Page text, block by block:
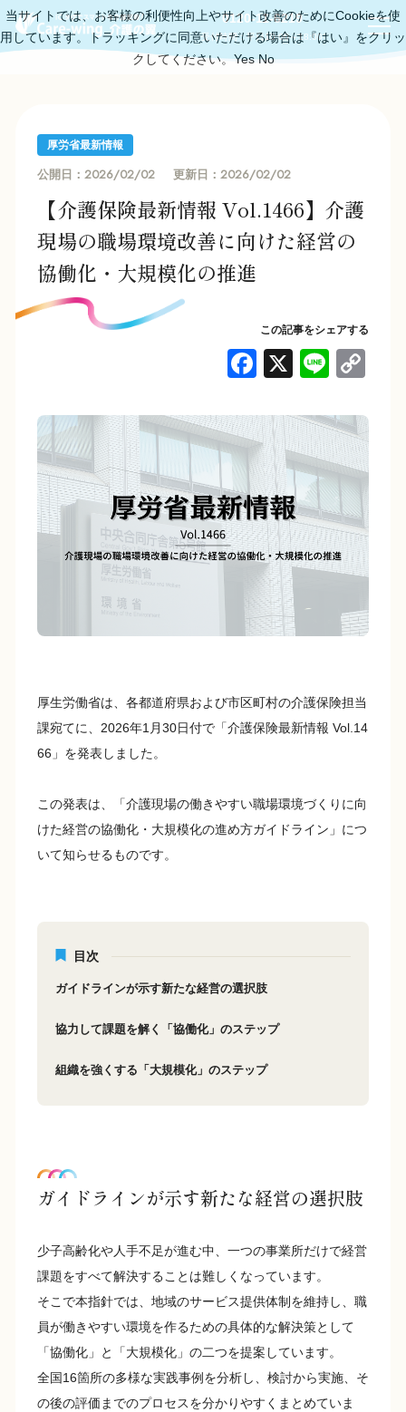
0120-11-6219
受付時間：平日10:00～18:00
厚労省最新情報
公開日： 2026/02/02 更新日： 2026/02/02
【介護保険最新情報 Vol.1466】介護
現場の職場環境改善に向けた経営の
協働化・大規模化の推進
この記事をシェアする
F
c
e
b
o
o
k
X Li
e
厚生労働省は、各都道府県および市区町村の介護保険担当
課宛てに、2026年1月30日付で「介護保険最新情報 Vol.14
66」を発表しました。
この発表は、「介護現場の働きやすい職場環境づくりに向
けた経営の協働化・大規模化の進め方ガイドライン」につ
いて知らせるものです。
目次
ガイドラインが示す新たな経営の選択肢
協力して課題を解く「協働化」のステップ
組織を強くする「大規模化」のステップ
ガイドラインが示す新たな経営の選択肢
少子高齢化や人手不足が進む中、一つの事業所だけで経営
課題をすべて解決することは難しくなっています。
そこで本指針では、地域のサービス提供体制を維持し、職
員が働きやすい環境を作るための具体的な解決策として
「協働化」と「大規模化」の二つを提案しています。
全国16箇所の多様な実践事例を分析し、検討から実施、そ
の後の評価までのプロセスを分かりやすくまとめていま
当サイトでは、お客様の利便性向上やサイト改善のためにCookieを使
用しています。トラッキングに同意いただける場合は『はい』をクリッ
クしてください。Yes No